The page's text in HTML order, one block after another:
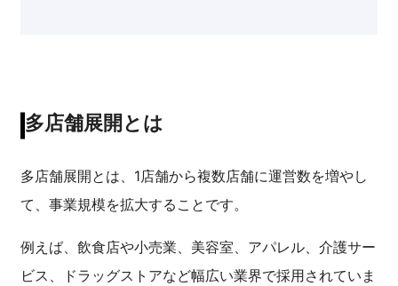
多店舗展開とは
多店舗展開とは、1店舗から複数店舗に運営数を増やし
て、事業規模を拡大することです。
例えば、飲食店や小売業、美容室、アパレル、介護サー
ビス、ドラッグストアなど幅広い業界で採用されていま